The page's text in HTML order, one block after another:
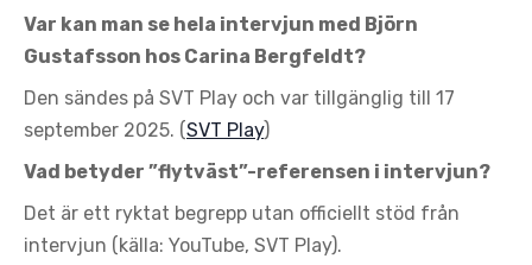
Var kan man se hela intervjun med Björn
Gustafsson hos Carina Bergfeldt?
Den sändes på SVT Play och var tillgänglig till 17
september 2025. (SVT Play)
Vad betyder ”flytväst”-referensen i intervjun?
Det är ett ryktat begrepp utan officiellt stöd från
intervjun (källa: YouTube, SVT Play).